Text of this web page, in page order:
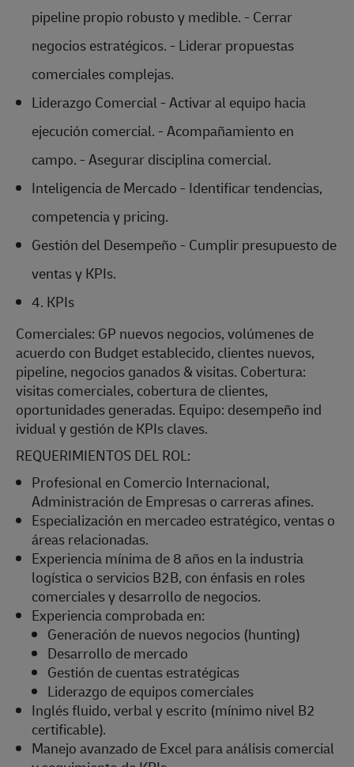
pipeline propio robusto y medible. - Cerrar
negocios estratégicos. - Liderar propuestas
comerciales complejas.
Liderazgo Comercial - Activar al equipo hacia
ejecución comercial. - Acompañamiento en
campo. - Asegurar disciplina comercial.
Inteligencia de Mercado - Identificar tendencias,
competencia y pricing.
Gestión del Desempeño - Cumplir presupuesto de
ventas y KPIs.
4. KPIs
Comerciales: GP nuevos negocios, volúmenes de
acuerdo con Budget establecido, clientes nuevos,
pipeline, negocios ganados & visitas. Cobertura:
visitas comerciales, cobertura de clientes,
oportunidades generadas. Equipo: desempeño ind
ividual y gestión de KPIs claves.
REQUERIMIENTOS DEL ROL:
Profesional en Comercio Internacional,
Administración de Empresas o carreras afines.
Especialización en mercadeo estratégico, ventas o
áreas relacionadas.
Experiencia mínima de 8 años en la industria
logística o servicios B2B, con énfasis en roles
comerciales y desarrollo de negocios.
Experiencia comprobada en:
Generación de nuevos negocios (hunting)
Desarrollo de mercado
Gestión de cuentas estratégicas
Liderazgo de equipos comerciales
Inglés fluido, verbal y escrito (mínimo nivel B2
certificable).
Manejo avanzado de Excel para análisis comercial